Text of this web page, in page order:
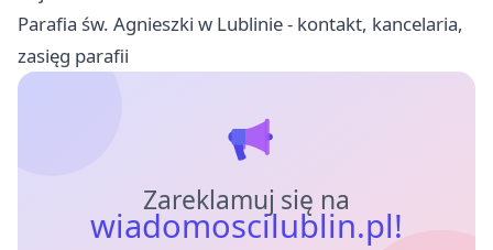
Parafia św. Agnieszki w Lublinie - kontakt, kancelaria,
zasięg parafii
Zareklamuj się na
wiadomoscilublin.pl!